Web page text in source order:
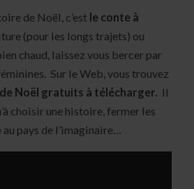
de Noël, c’est le conte à
(pour les longs trajets) ou
chaud, laissez vous bercer par
Sur le Web, vous trouvez
Noël gratuits à télécharger. Il
choisir une histoire, fermer les
pays de l’imaginaire…